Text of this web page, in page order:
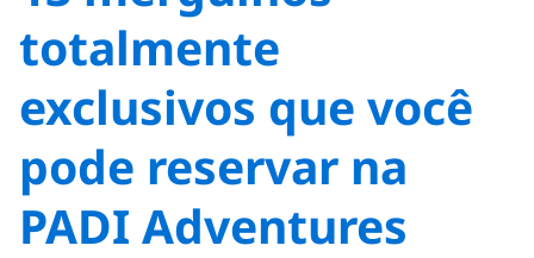
totalmente
exclusivos que você
pode reservar na
PADI Adventures